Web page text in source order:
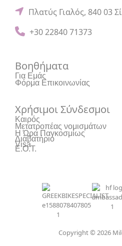
Πλατύς Γιαλός, 840 03
+30 22840 71373
Βοηθήματα
Για Εμάς
Φόρμα Επικοινωνίας
Χρήσιμοι Σύνδεσμοι
Καιρός
Μετατροπέας νομισμάτων
Η Ώρα Παγκοσμίως
Διαβατήριο
Visa
Ε.Ο.Τ.
Copyright © 2026